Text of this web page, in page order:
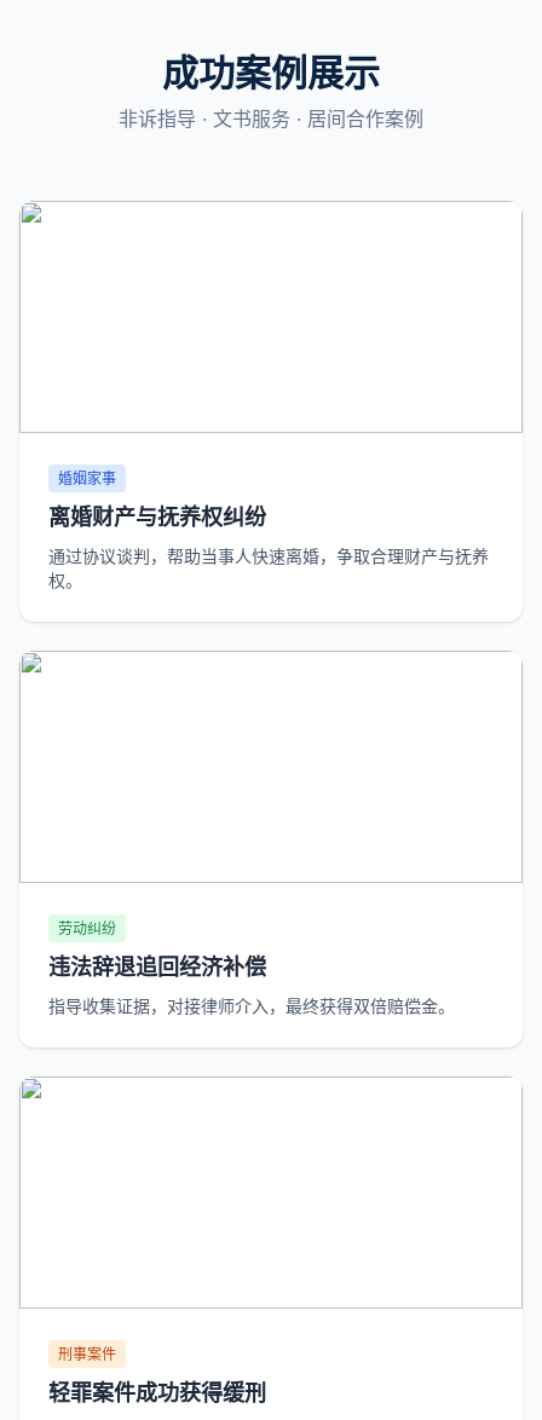
成功案例展示
非诉指导 · 文书服务 · 居间合作案例
婚姻家事
离婚财产与抚养权纠纷
通过协议谈判，帮助当事人快速离婚，争取合理财产与抚养
权。
劳动纠纷
违法辞退追回经济补偿
指导收集证据，对接律师介入，最终获得双倍赔偿金。
刑事案件
轻罪案件成功获得缓刑